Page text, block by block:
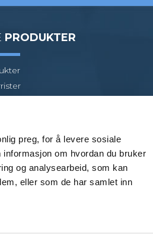
preg, for å levere sosiale
om hvordan du bruker
og analysearbeid, som kan
eller som de har samlet inn
PRODUKTER